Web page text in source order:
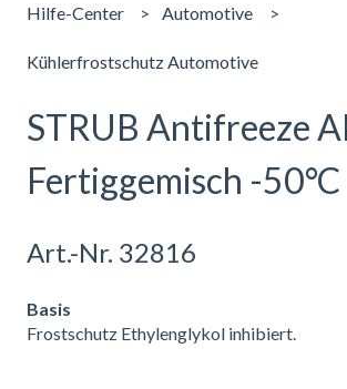
Hilfe-Center Automotive
Kühlerfrostschutz Automotive
STRUB Antifreeze
Fertiggemisch -50°C
Art.-Nr. 32816
Basis
Frostschutz Ethylenglykol inhibiert.